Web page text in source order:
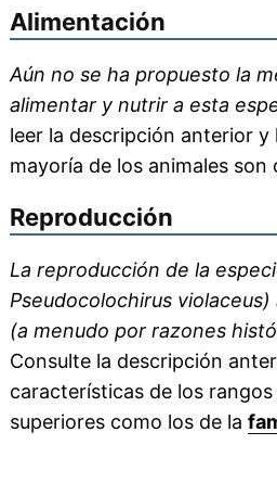
Alimentación
Aún no se ha propuesto la
alimentar y nutrir a esta
leer la descripción anterior y
mayoría de los animales son
Reproducción
La reproducción de la
Pseudocolochirus
(a menudo por razones
Consulte la descripción
características de los
superiores como los de la